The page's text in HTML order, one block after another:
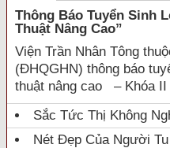
Thông Báo Tuyển Sinh
Thuật Nâng Cao”
Viện Trần Nhân Tông
(ĐHQGHN) thông báo
thuật nâng cao – Khóa II
Sắc Tức Thị Không
Nét Đẹp Của Người